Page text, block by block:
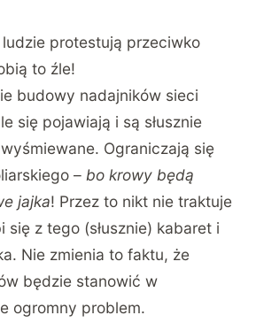
protestują przeciwko
to źle!
budowy nadajników sieci
się pojawiają i są słusznie
Ograniczają się
– bo krowy będą
jajka! Przez to nikt nie traktuje
się z tego (słusznie) kabaret i
Nie zmienia to faktu, że
będzie stanowić w
ogromny problem.